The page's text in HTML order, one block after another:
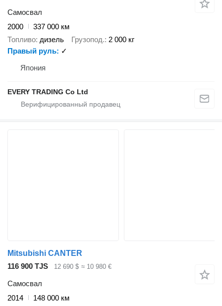
Самосвал
2000
337 000 км
Топливо дизель Грузопод. 2 000 кг
Правый руль
✓
Япония
EVERY TRADING Co Ltd
Mitsubishi CANTER
116 900 TJS
12 690 $ ≈ 10 980 €
Самосвал
2014
148 000 км